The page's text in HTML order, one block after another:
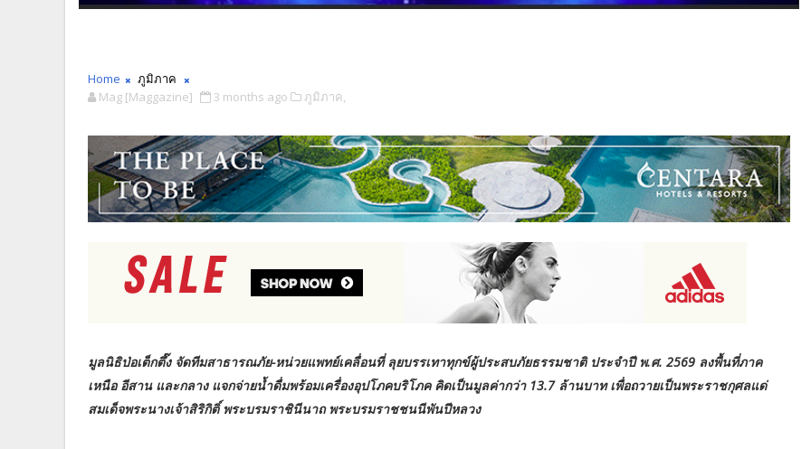
Home
ภูมิภาค
Mag [Maggazine]
3 months ago ภูมิภาค,
มูลนิธิป่อเต็กตึ๊ง จัดทีมสาธารณภัย-หน่วยแพทย์เคลื่อนที่ ลุยบรรเทาทุกข์ผู้ประสบภัยธรรมชาติ ประจำปี พ.ศ. 2569 ลงพื้นที่ภาค
เหนือ อีสาน และกลาง แจกจ่ายน้ำดื่มพร้อมเครื่องอุปโภคบริโภค คิดเป็นมูลค่ากว่า 13.7 ล้านบาท เพื่อถวายเป็นพระราชกุศลแด่
สมเด็จพระนางเจ้าสิริกิติ์ พระบรมราชินีนาถ พระบรมราชชนนีพันปีหลวง